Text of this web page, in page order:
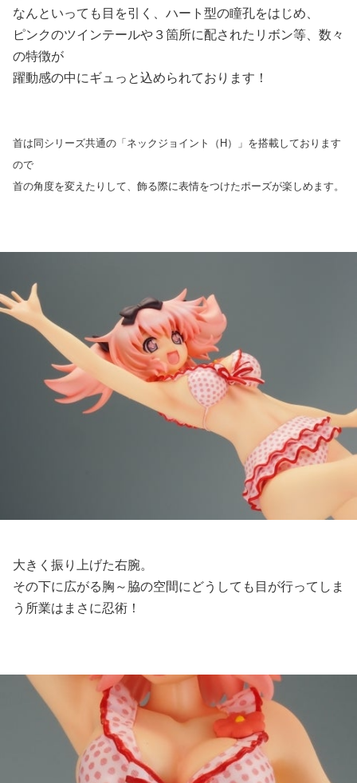
なんといっても目を引く、ハート型の瞳孔をはじめ、
ピンクのツインテールや３箇所に配されたリボン等、数々
の特徴が
躍動感の中にギュっと込められております！
首は同シリーズ共通の「ネックジョイント（H）」を搭載しております
ので
首の角度を変えたりして、飾る際に表情をつけたポーズが楽しめます。
大きく振り上げた右腕。
その下に広がる胸～脇の空間にどうしても目が行ってしま
う所業はまさに忍術！